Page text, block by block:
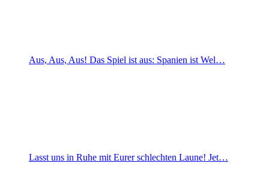
Aus, Aus, Aus! Das Spiel ist aus: Spanien ist Wel…
Lasst uns in Ruhe mit Eurer schlechten Laune! Jet…